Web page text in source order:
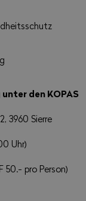
den KOPAS
3960 Sierre
Uhr)
50.- pro Person)